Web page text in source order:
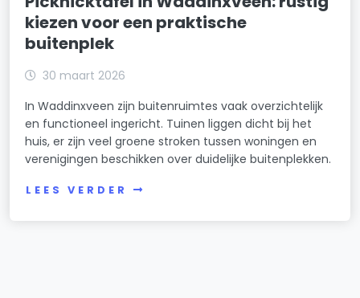
kiezen voor een praktische
buitenplek
30 maart 2026
In Waddinxveen zijn buitenruimtes vaak overzichtelijk
en functioneel ingericht. Tuinen liggen dicht bij het
huis, er zijn veel groene stroken tussen woningen en
verenigingen beschikken over duidelijke buitenplekken.
LEES VERDER